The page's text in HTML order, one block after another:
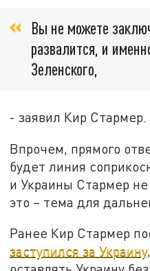
Вы не можете
развалится, и
Зеленского,
- заявил Кир Стармер.
Впрочем, прямого
будет линия
и Украины Стармер
это – тема для
Ранее Кир Стармер
заступился за Украину